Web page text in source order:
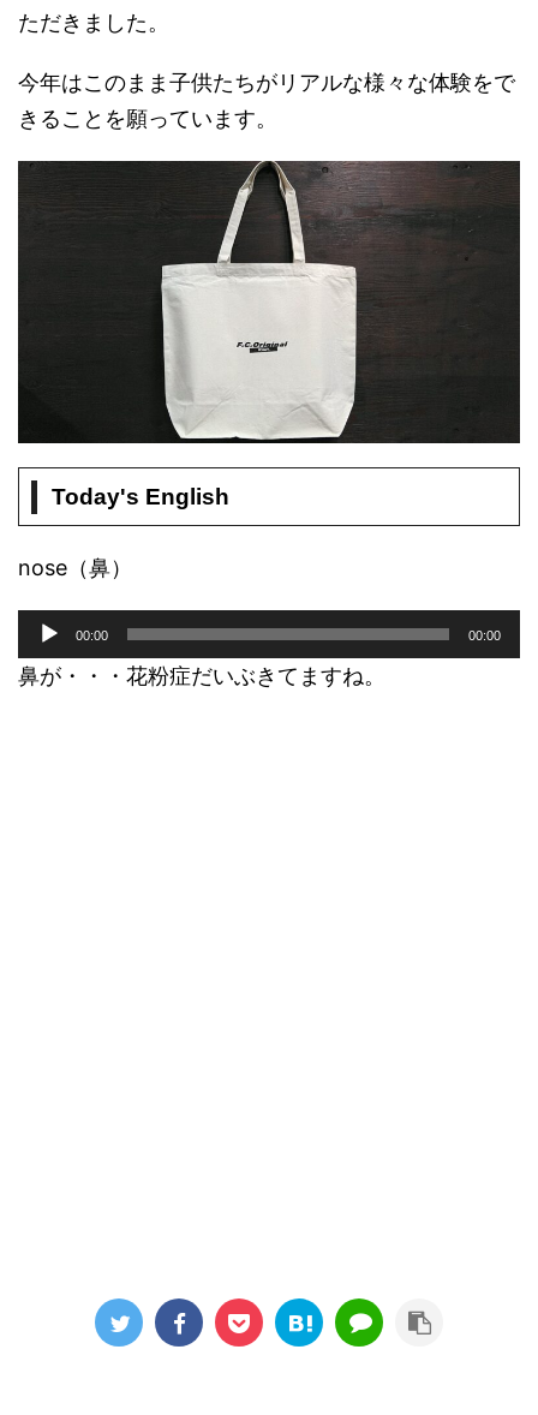
ただきました。
今年はこのまま子供たちがリアルな様々な体験をで
きることを願っています。
Today's English
nose（鼻）
プ
00:00 00:00
鼻が・・・花粉症だいぶきてますね。